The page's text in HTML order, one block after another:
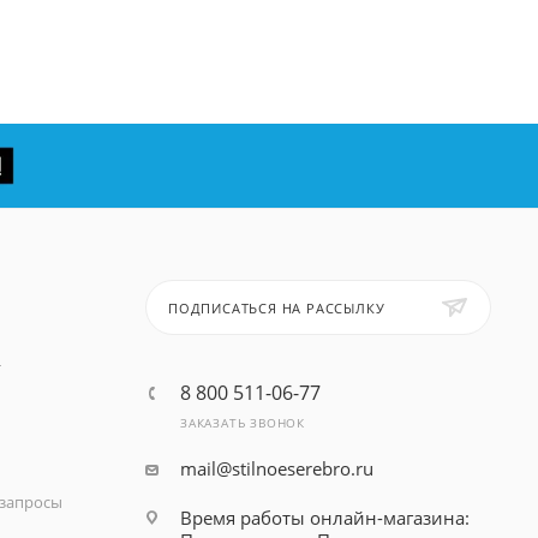
ПОДПИСАТЬСЯ НА РАССЫЛКУ
8 800 511-06-77
ЗАКАЗАТЬ ЗВОНОК
mail@stilnoeserebro.ru
Время работы онлайн-магазина: